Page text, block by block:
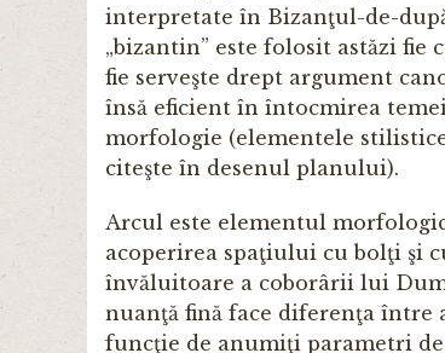
interpretate în Bizanţul-de-
„bizantin” este folosit astăzi fie
fie serveşte drept argument
însă eficient în întocmirea
morfologie (elementele
citeşte în desenul planului).
Arcul este elementul
acoperirea spaţiului cu bolţi şi
învăluitoare a coborârii lui
nuanţă fină face diferenţa între
funcţie de anumiţi parametri